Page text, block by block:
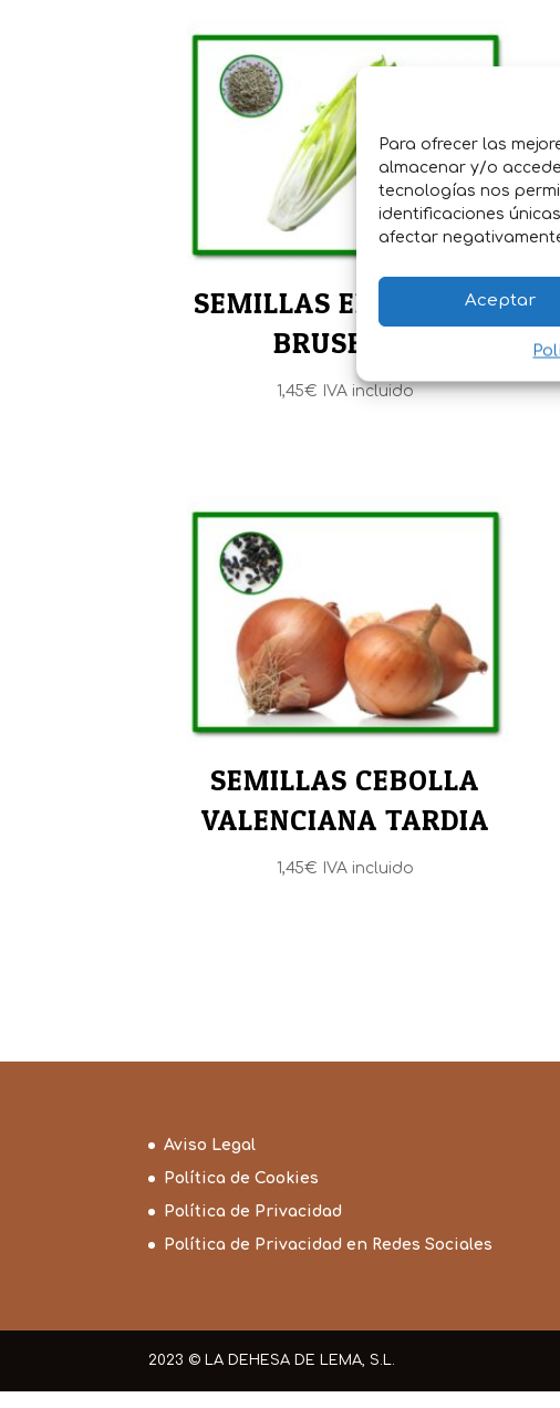
Para ofrecer las
almacenar y/o
tecnologías nos
identificaciones
afectar
Aceptar
SEMILLAS ENDIVIA DE
BRUSELAS
1,45€ IVA incluido
SEMILLAS CEBOLLA
VALENCIANA TARDIA
1,45€ IVA incluido
Aviso Legal
Política de Cookies
Política de Privacidad
Política de Privacidad en Redes Sociales
2023 © LA DEHESA DE LEMA, S.L.